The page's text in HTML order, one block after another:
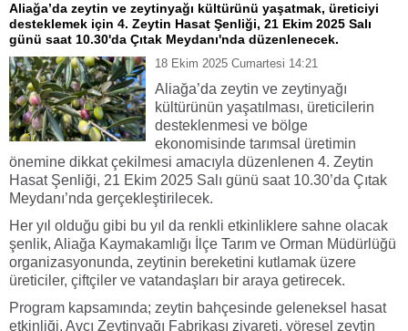
Aliağa’da zeytin ve zeytinyağı kültürünü yaşatmak, üreticiyi
desteklemek için 4. Zeytin Hasat Şenliği, 21 Ekim 2025 Salı
günü saat 10.30'da Çıtak Meydanı'nda düzenlenecek.
18 Ekim 2025 Cumartesi 14:21
Aliağa’da zeytin ve zeytinyağı
kültürünün yaşatılması, üreticilerin
desteklenmesi ve bölge
ekonomisinde tarımsal üretimin
önemine dikkat çekilmesi amacıyla düzenlenen 4. Zeytin
Hasat Şenliği, 21 Ekim 2025 Salı günü saat 10.30’da Çıtak
Meydanı’nda gerçekleştirilecek.
Her yıl olduğu gibi bu yıl da renkli etkinliklere sahne olacak
şenlik, Aliağa Kaymakamlığı İlçe Tarım ve Orman Müdürlüğü
organizasyonunda, zeytinin bereketini kutlamak üzere
üreticiler, çiftçiler ve vatandaşları bir araya getirecek.
Program kapsamında; zeytin bahçesinde geleneksel hasat
etkinliği, Avcı Zeytinyağı Fabrikası ziyareti, yöresel zeytin